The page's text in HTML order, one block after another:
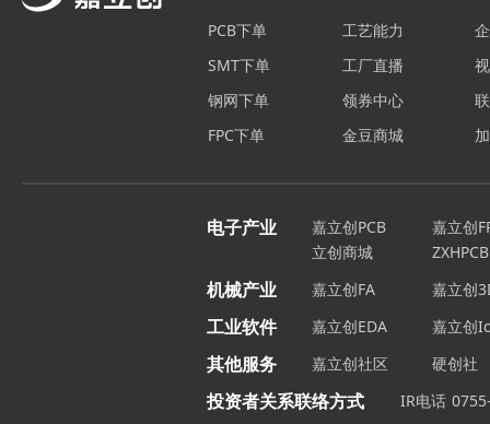
PCB下单
SMT下单
钢网下单
FPC下单
工艺能力
工厂直播
领券中心
金豆商城
电子产业 嘉立创PCB
嘉立创
立创商城
ZXHPCB
机械产业 嘉立创FA 嘉立创
工业软件 嘉立创EDA 嘉立创
其他服务 嘉立创社区 硬创社
投资者关系联络方式 IR电话